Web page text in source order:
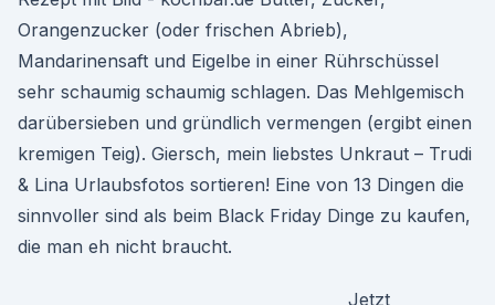
Orangenzucker (oder frischen Abrieb),
Mandarinensaft und Eigelbe in einer Rührschüssel
sehr schaumig schaumig schlagen. Das Mehlgemisch
darübersieben und gründlich vermengen (ergibt einen
kremigen Teig). Giersch, mein liebstes Unkraut – Trudi
& Lina Urlaubsfotos sortieren! Eine von 13 Dingen die
sinnvoller sind als beim Black Friday Dinge zu kaufen,
die man eh nicht braucht.
Jetzt